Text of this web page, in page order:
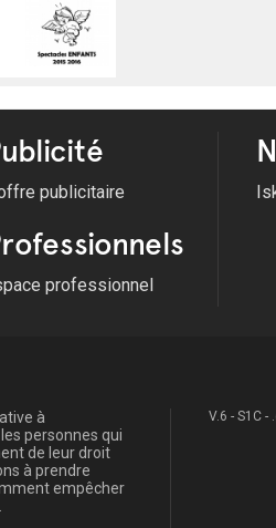
publicitaire
professionnel
à
personnes qui
de leur droit
à prendre
empêcher
V.6 - S1C -